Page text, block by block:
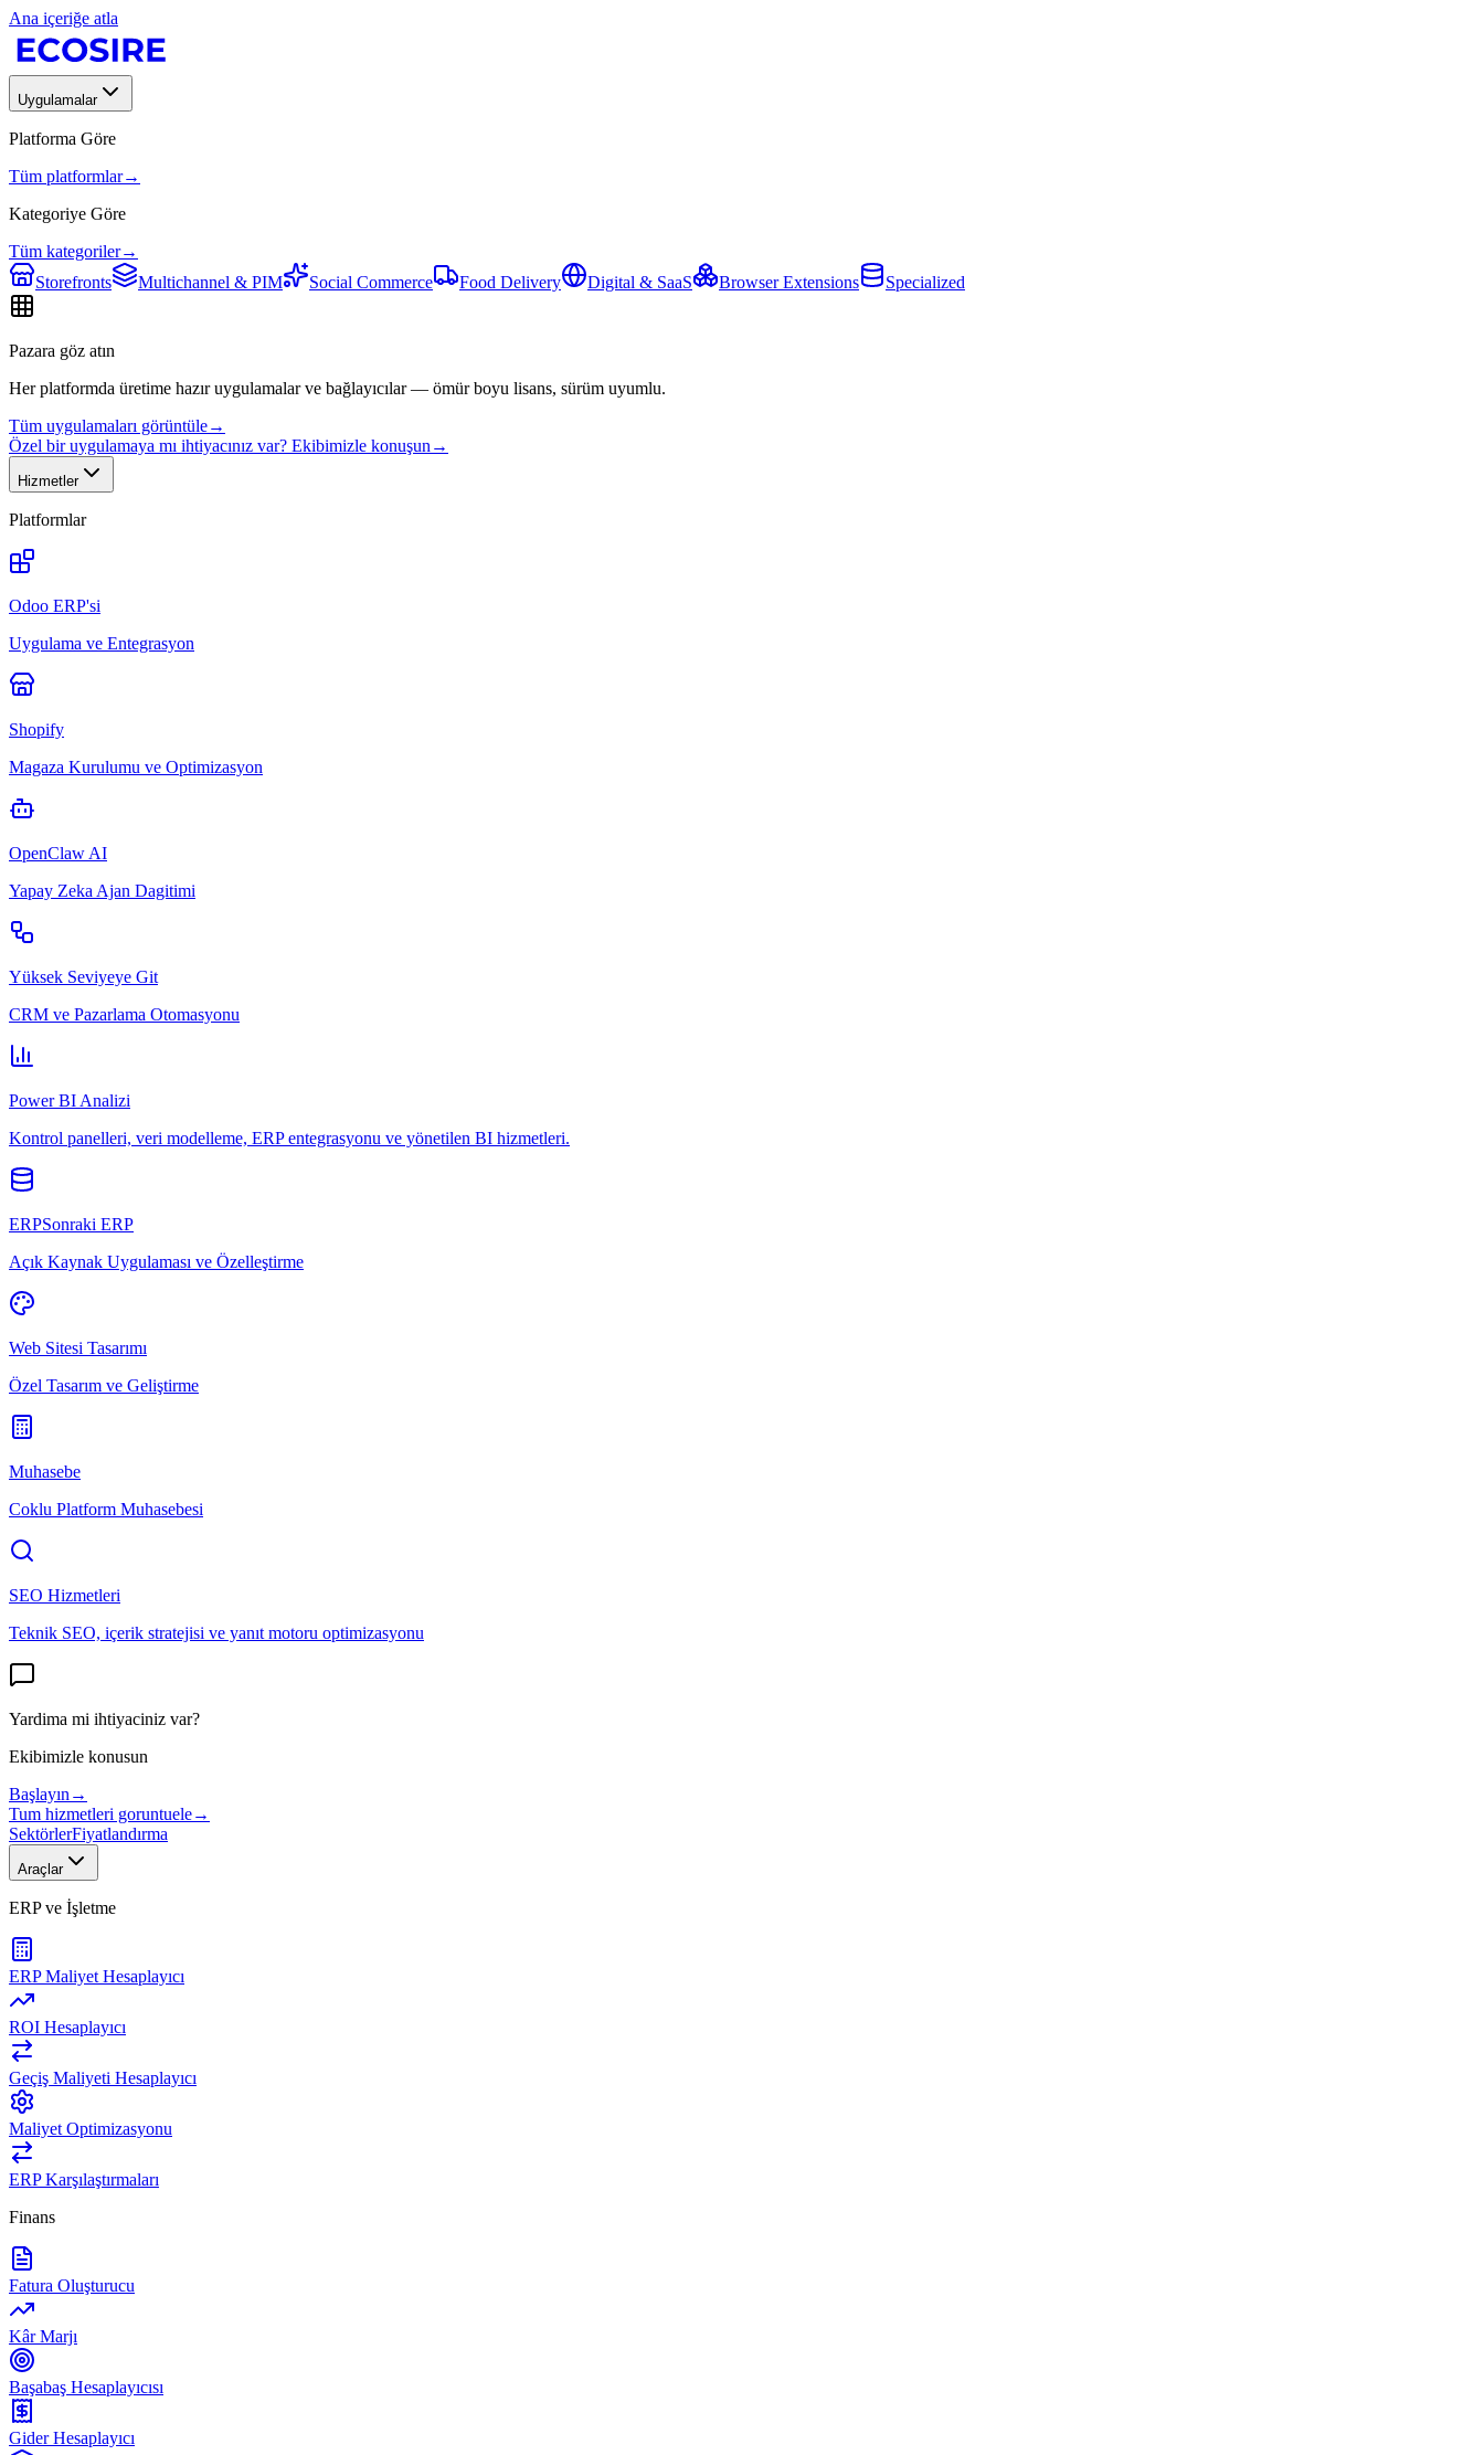
Ana içeriğe atla
Uygulamalar
Platforma Göre
Tüm platformlar→
Kategoriye Göre
Tüm kategoriler→
Storefronts
Multichannel & PIM Social Commerce Food Delivery Digital & SaaS Browser Extensions Specialized
Pazara göz atın
Her platformda üretime hazır uygulamalar ve bağlayıcılar — ömür boyu lisans, sürüm uyumlu.
Tüm uygulamaları görüntüle→
Özel bir uygulamaya mı ihtiyacınız var? Ekibimizle konuşun →
Hizmetler
Platformlar
Odoo ERP'si
Uygulama ve Entegrasyon
Shopify
Magaza Kurulumu ve Optimizasyon
OpenClaw AI
Yapay Zeka Ajan Dagitimi
Yüksek Seviyeye Git
CRM ve Pazarlama Otomasyonu
Power BI Analizi
Kontrol panelleri, veri modelleme, ERP entegrasyonu ve yönetilen BI hizmetleri.
ERPSonraki ERP
Açık Kaynak Uygulaması ve Özelleştirme
Web Sitesi Tasarımı
Özel Tasarım ve Geliştirme
Muhasebe
Coklu Platform Muhasebesi
SEO Hizmetleri
Teknik SEO, içerik stratejisi ve yanıt motoru optimizasyonu
Yardima mi ihtiyaciniz var?
Ekibimizle konusun
Başlayın →
Tum hizmetleri goruntuele→
SektörlerFiyatlandırma
Araçlar
ERP ve İşletme
ERP Maliyet Hesaplayıcı
ROI Hesaplayıcı
Geçiş Maliyeti Hesaplayıcı
Maliyet Optimizasyonu
ERP Karşılaştırmaları
Finans
Fatura Oluşturucu
Kâr Marjı
Başabaş Hesaplayıcısı
Gider Hesaplayıcı